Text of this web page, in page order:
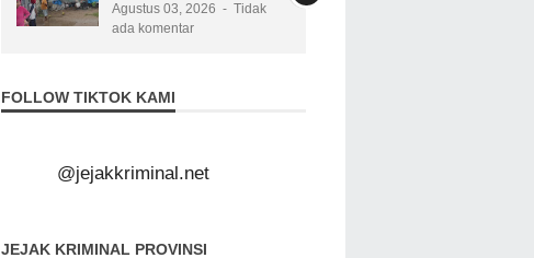
Agustus 03, 2026
Tidak
ada komentar
FOLLOW TIKTOK KAMI
@jejakkriminal.net
JEJAK KRIMINAL PROVINSI